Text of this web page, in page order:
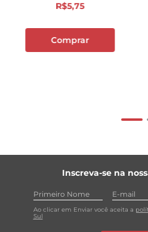
R$5,75
Comprar
Inscreva-se na
Ao clicar em Enviar você aceita a
Sul